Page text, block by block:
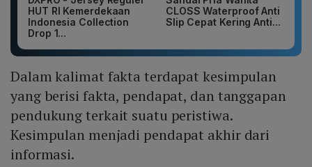
HUT RI Kemerdekaan
Indonesia Collection
Drop 1...
CLOSS Waterproof Anti
Slip Cepat Kering Anti...
Dalam kalimat fakta terdapat kesimpulan
yang berisi fakta, pendapat, dan tanggapan
pendukung terkait suatu peristiwa.
Kesimpulan menjadi pendapat akhir dari
informasi.